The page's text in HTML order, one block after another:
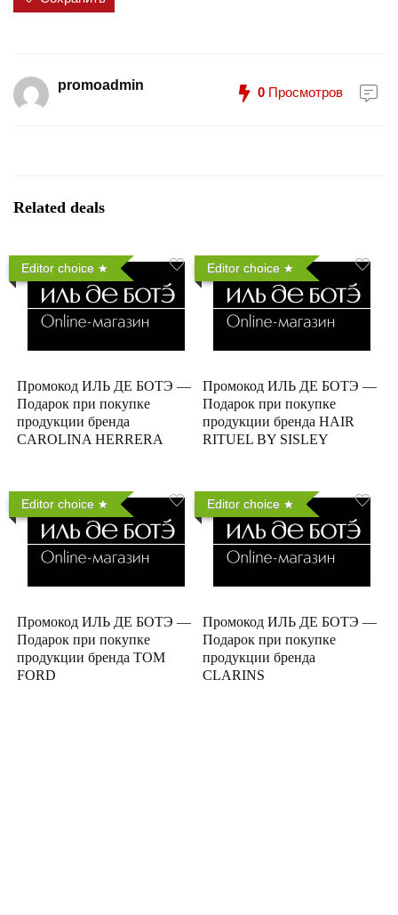
promoadmin 0 Просмотров
Related deals
Editor choice
Промокод ИЛЬ ДЕ БОТЭ —
Подарок при покупке
продукции бренда
CAROLINA HERRERA
Editor choice
Промокод ИЛЬ ДЕ БОТЭ —
Подарок при покупке
продукции бренда HAIR
RITUEL BY SISLEY
Editor choice
Промокод ИЛЬ ДЕ БОТЭ —
Подарок при покупке
продукции бренда TOM
FORD
Editor choice
Промокод ИЛЬ ДЕ БОТЭ —
Подарок при покупке
продукции бренда
CLARINS